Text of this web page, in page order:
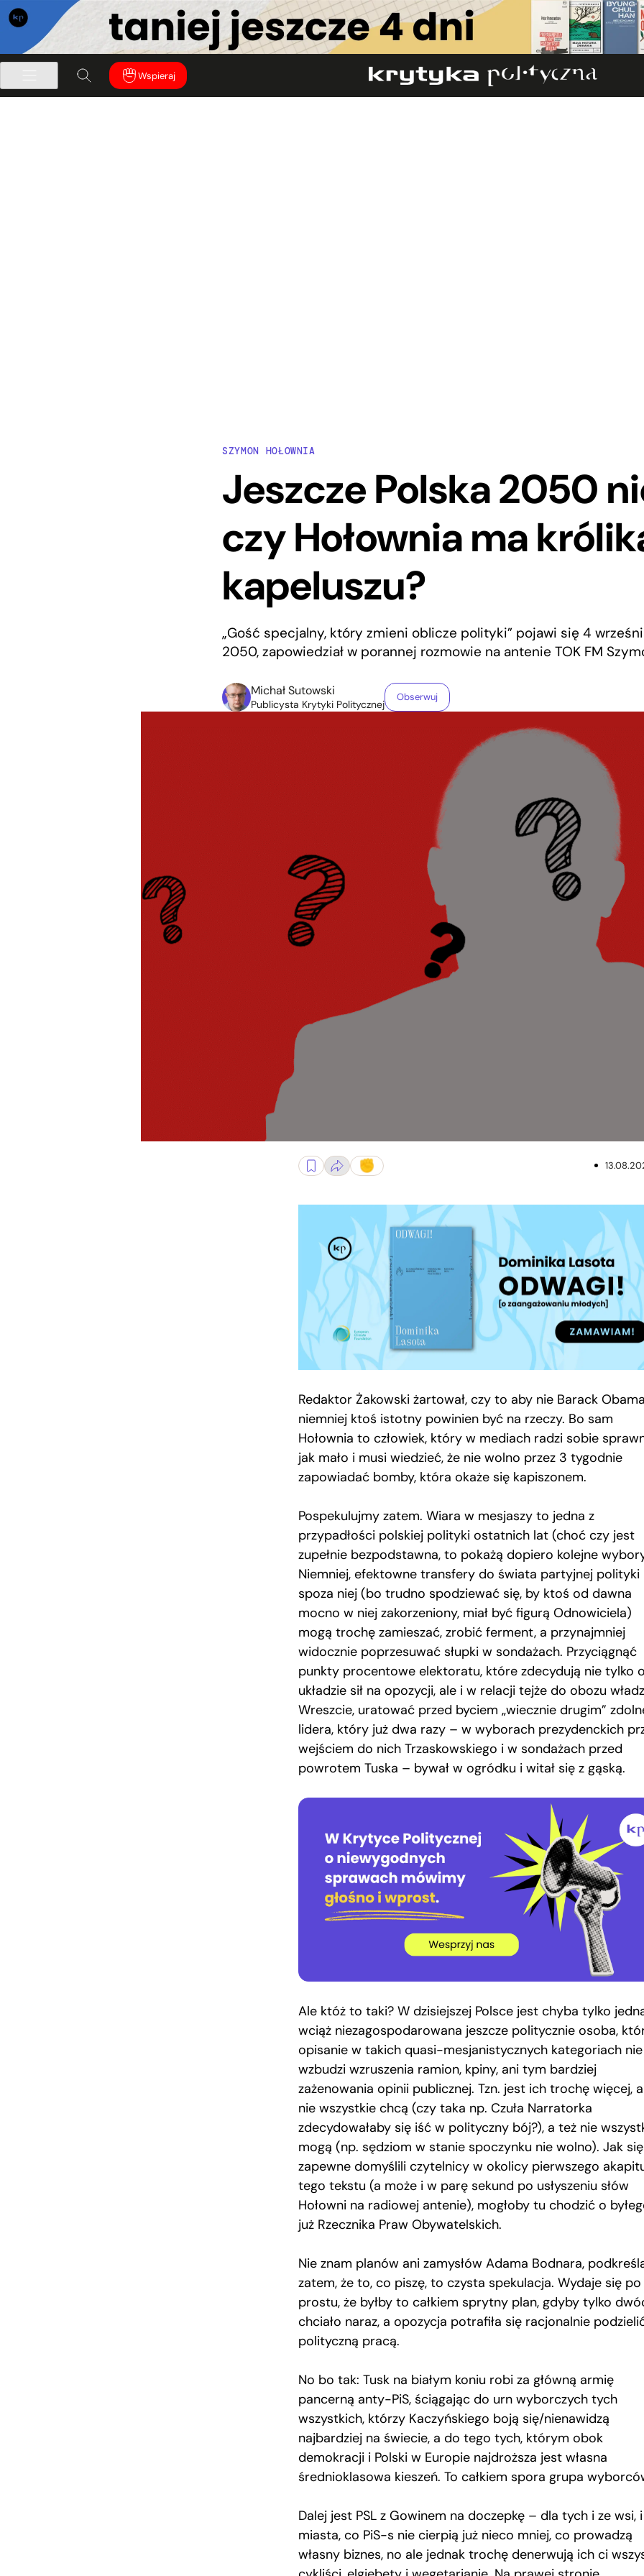
Wspieraj
SZYMON HOŁOWNIA
Jeszcze Polska 2050
czy Hołownia ma
kapeluszu?
„Gość specjalny, który zmieni oblicze polityki” pojawi się 4
2050, zapowiedział w porannej rozmowie na antenie TOK FM
Michał Sutowski
Publicysta Krytyki Politycznej
Obserwuj
Redaktor Żakowski żartował, czy to aby nie Barack
niemniej ktoś istotny powinien być na rzeczy. Bo sam
Hołownia to człowiek, który w mediach radzi sobie
jak mało i musi wiedzieć, że nie wolno przez 3 tygodnie
zapowiadać bomby, która okaże się kapiszonem.
Pospekulujmy zatem. Wiara w mesjaszy to jedna z
przypadłości polskiej polityki ostatnich lat (choć czy jest
zupełnie bezpodstawna, to pokażą dopiero kolejne
Niemniej, efektowne transfery do świata partyjnej polityki
spoza niej (bo trudno spodziewać się, by ktoś od dawna
mocno w niej zakorzeniony, miał być figurą Odnowiciela)
mogą trochę zamieszać, zrobić ferment, a przynajmniej
widocznie poprzesuwać słupki w sondażach. Przyciągnąć
punkty procentowe elektoratu, które zdecydują nie tylko
układzie sił na opozycji, ale i w relacji tejże do obozu
Wreszcie, uratować przed byciem „wiecznie drugim”
lidera, który już dwa razy – w wyborach prezydenckich
wejściem do nich Trzaskowskiego i w sondażach przed
powrotem Tuska – bywał w ogródku i witał się z gąską.
Ale któż to taki? W dzisiejszej Polsce jest chyba tylko
wciąż niezagospodarowana jeszcze politycznie osoba,
opisanie w takich quasi-mesjanistycznych kategoriach nie
wzbudzi wzruszenia ramion, kpiny, ani tym bardziej
zażenowania opinii publicznej. Tzn. jest ich trochę więcej,
nie wszystkie chcą (czy taka np. Czuła Narratorka
zdecydowałaby się iść w polityczny bój?), a też nie
mogą (np. sędziom w stanie spoczynku nie wolno). Jak się
zapewne domyślili czytelnicy w okolicy pierwszego
tego tekstu (a może i w parę sekund po usłyszeniu słów
Hołowni na radiowej antenie), mogłoby tu chodzić o
już Rzecznika Praw Obywatelskich.
Nie znam planów ani zamysłów Adama Bodnara,
zatem, że to, co piszę, to czysta spekulacja. Wydaje się po
prostu, że byłby to całkiem sprytny plan, gdyby tylko
chciało naraz, a opozycja potrafiła się racjonalnie
polityczną pracą.
No bo tak: Tusk na białym koniu robi za główną armię
pancerną anty-PiS, ściągając do urn wyborczych tych
wszystkich, którzy Kaczyńskiego boją się/nienawidzą
najbardziej na świecie, a do tego tych, którym obok
demokracji i Polski w Europie najdroższa jest własna
średnioklasowa kieszeń. To całkiem spora grupa
Dalej jest PSL z Gowinem na doczepkę – dla tych i ze wsi,
miasta, co PiS-s nie cierpią już nieco mniej, co prowadzą
własny biznes, no ale jednak trochę denerwują ich ci